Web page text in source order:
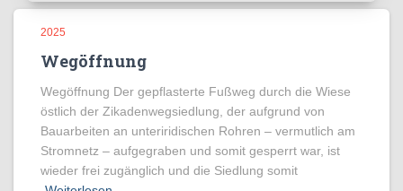
2025
Wegöffnung
Wegöffnung Der gepflasterte Fußweg durch die Wiese
östlich der Zikadenwegsiedlung, der aufgrund von
Bauarbeiten an unteriridischen Rohren – vermutlich am
Stromnetz – aufgegraben und somit gesperrt war, ist
wieder frei zugänglich und die Siedlung somit